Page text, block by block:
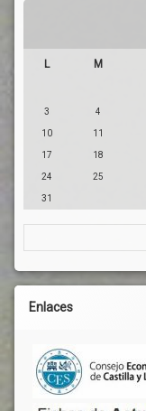
L M
3 4
10 11
17 18
24 25
31
Enlaces